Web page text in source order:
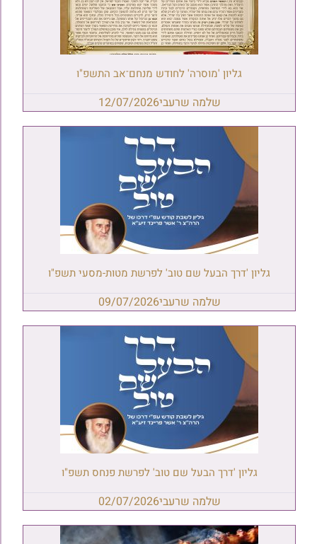
גליון 'מוסרה' לחודש מנחם־אב התשפ"ו
שלמה שרעבי12/07/2026
גליון 'דרך הבעל שם טוב' לפרשת מטות-מסעי תשפ"ו
שלמה שרעבי09/07/2026
גליון 'דרך הבעל שם טוב' לפרשת פנחס תשפ"ו
שלמה שרעבי02/07/2026